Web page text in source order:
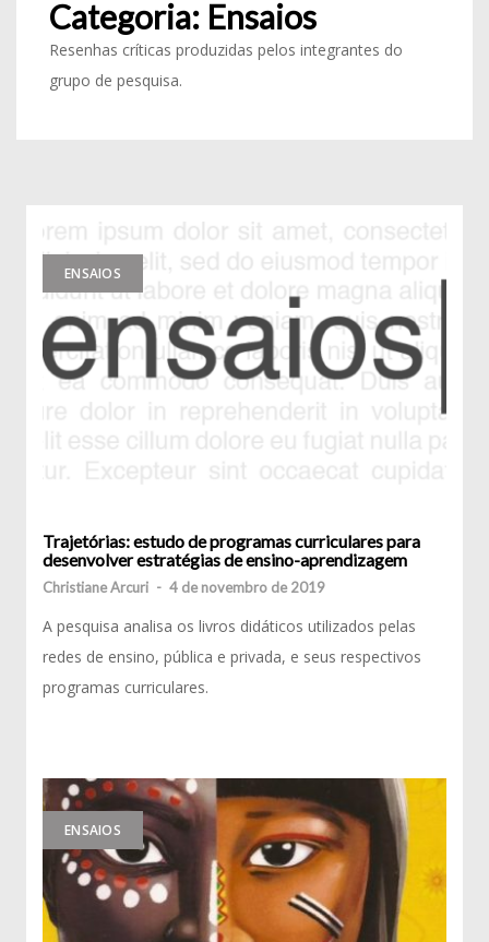
Categoria: Ensaios
Resenhas críticas produzidas pelos integrantes do
grupo de pesquisa.
ENSAIOS
Trajetórias: estudo de programas curriculares para
desenvolver estratégias de ensino-aprendizagem
Christiane Arcuri - 4 de novembro de 2019
A pesquisa analisa os livros didáticos utilizados pelas
redes de ensino, pública e privada, e seus respectivos
programas curriculares.
ENSAIOS